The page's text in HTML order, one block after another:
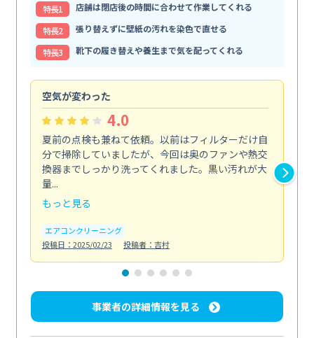
特⻑1
店舗は閉店後の時間に合わせて作業してくれる
特⻑2
張り替えずに壁紙の汚れを染色で直せる
特⻑3
靴下の履き替えや養生まで気を配ってくれる
空気が変わった
4.0
夏前の点検も兼ねて依頼。以前はフィルターだけ自
分で掃除していましたが、今回は奥のファンや熱交
換器までしっかり洗ってくれました。黒い汚れが大
量...
もっと見る
エアコンクリーニング
投稿日：2025/02/23
投稿者：吉村
事業者の詳細情報を見る